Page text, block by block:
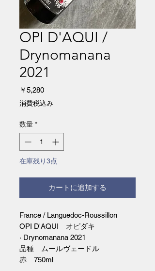
OPI D'AQUI /
Drynomanana
2021
￥5,280価
格
消費税込み
数量 *
在庫残り3点
カートに追加する
France / Languedoc-Roussillon
OPI D'AQUI オピダキ
· Drynomanana 2021
品種 ムールヴェードル
赤 750ml